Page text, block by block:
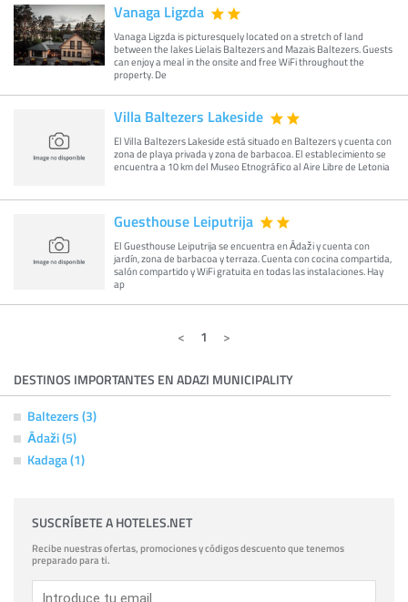
Vanaga Ligzda
Vanaga Ligzda is picturesquely located on a stretch of land
between the lakes Lielais Baltezers and Mazais Baltezers. Guests
can enjoy a meal in the onsite and free WiFi throughout the
property. De
Villa Baltezers Lakeside
El Villa Baltezers Lakeside está situado en Baltezers y cuenta con
zona de playa privada y zona de barbacoa. El establecimiento se
encuentra a 10 km del Museo Etnográfico al Aire Libre de Letonia
Guesthouse Leiputrija
El Guesthouse Leiputrija se encuentra en Ādaži y cuenta con
jardín, zona de barbacoa y terraza. Cuenta con cocina compartida,
salón compartido y WiFi gratuita en todas las instalaciones. Hay
ap
1
DESTINOS IMPORTANTES EN ADAZI MUNICIPALITY
Baltezers (3)
Ādaži (5)
Kadaga (1)
SUSCRÍBETE A HOTELES.NET
Recibe nuestras ofertas, promociones y códigos descuento que tenemos
preparado para ti.